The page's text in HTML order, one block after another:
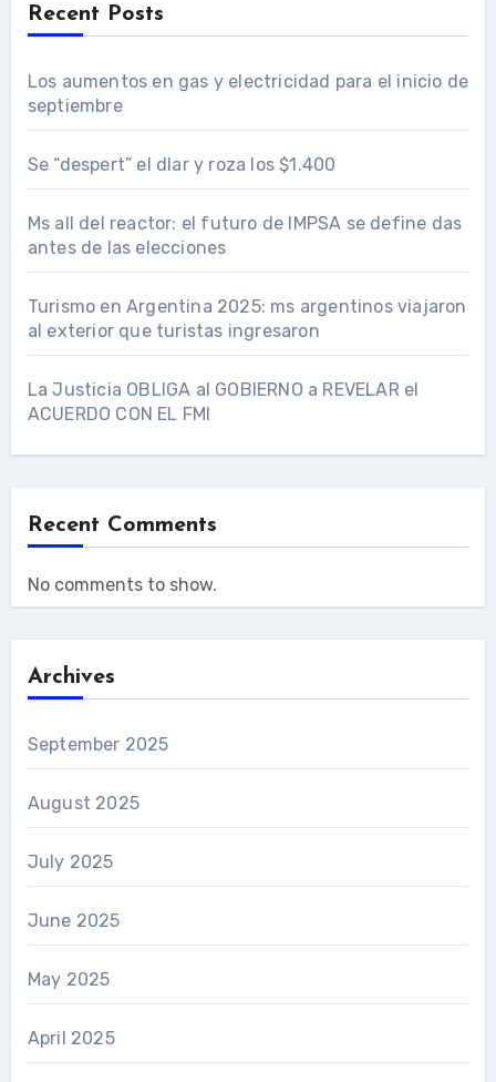
Recent Posts
Los aumentos en gas y electricidad para el inicio de
septiembre
Se “despert” el dlar y roza los $1.400
Ms all del reactor: el futuro de IMPSA se define das
antes de las elecciones
Turismo en Argentina 2025: ms argentinos viajaron
al exterior que turistas ingresaron
La Justicia OBLIGA al GOBIERNO a REVELAR el
ACUERDO CON EL FMI
Recent Comments
No comments to show.
Archives
September 2025
August 2025
July 2025
June 2025
May 2025
April 2025